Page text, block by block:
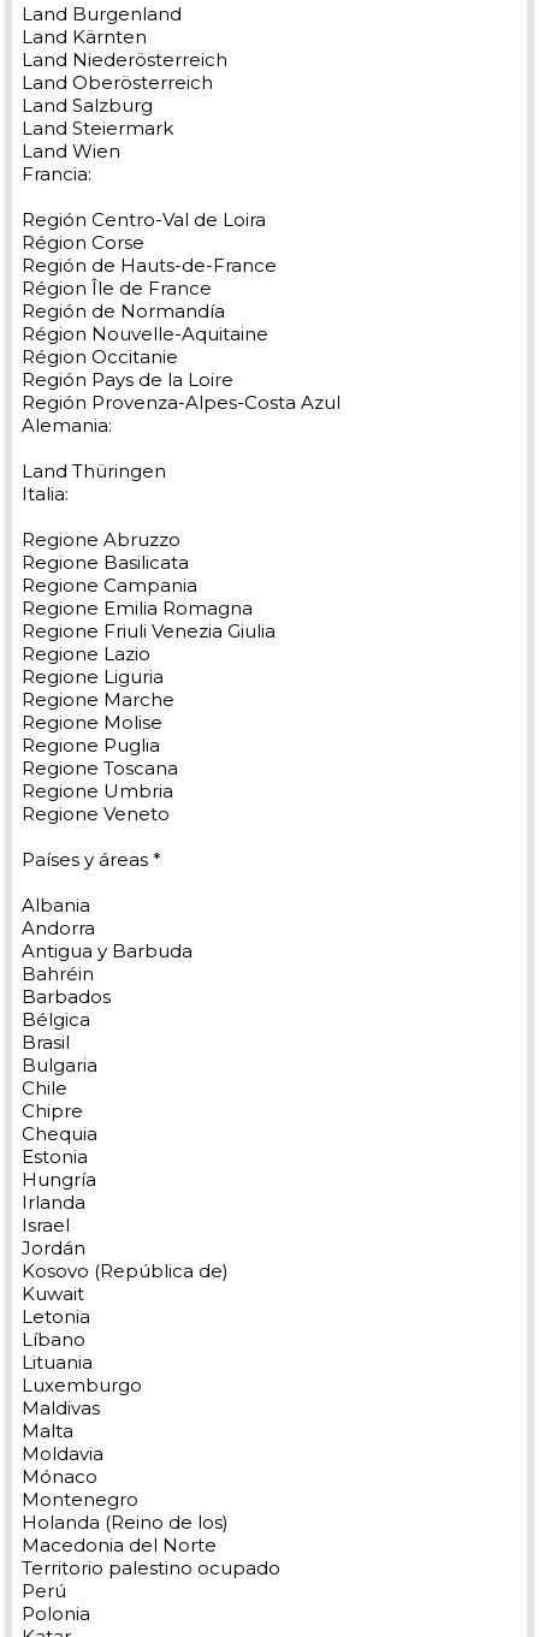
Land Burgenland
Land Kärnten
Land Niederösterreich
Land Oberösterreich
Land Salzburg
Land Steiermark
Land Wien
Francia:
Región Centro-Val de Loira
Région Corse
Región de Hauts-de-France
Région Île de France
Región de Normandía
Région Nouvelle-Aquitaine
Région Occitanie
Región Pays de la Loire
Región Provenza-Alpes-Costa Azul
Alemania:
Land Thüringen
Italia:
Regione Abruzzo
Regione Basilicata
Regione Campania
Regione Emilia Romagna
Regione Friuli Venezia Giulia
Regione Lazio
Regione Liguria
Regione Marche
Regione Molise
Regione Puglia
Regione Toscana
Regione Umbria
Regione Veneto
Países y áreas *
Albania
Andorra
Antigua y Barbuda
Bahréin
Barbados
Bélgica
Brasil
Bulgaria
Chile
Chipre
Chequia
Estonia
Hungría
Irlanda
Israel
Jordán
Kosovo (República de)
Kuwait
Letonia
Líbano
Lituania
Luxemburgo
Maldivas
Malta
Moldavia
Mónaco
Montenegro
Holanda (Reino de los)
Macedonia del Norte
Territorio palestino ocupado
Perú
Polonia